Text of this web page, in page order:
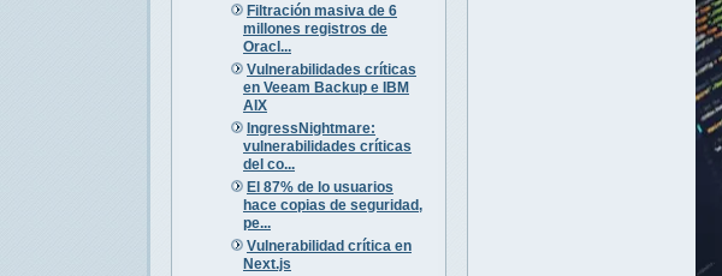
Filtración masiva de 6
millones registros de
Oracl...
Vulnerabilidades críticas
en Veeam Backup e IBM
AIX
IngressNightmare:
vulnerabilidades críticas
del co...
El 87% de lo usuarios
hace copias de seguridad,
pe...
Vulnerabilidad crítica en
Next.js